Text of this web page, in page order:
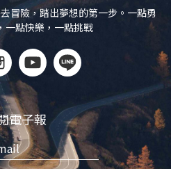
冒險，踏出夢想的第一步。一點勇
一點快樂，一點挑戰
電子報